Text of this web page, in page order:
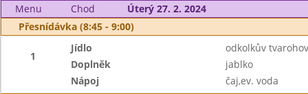
Menu
Chod
Úterý 27. 2. 2024
Přesnídávka (8:45 - 9:00)
1
Jídlo
odkolkův
Doplněk
jablko
Nápoj
čaj,ev. voda